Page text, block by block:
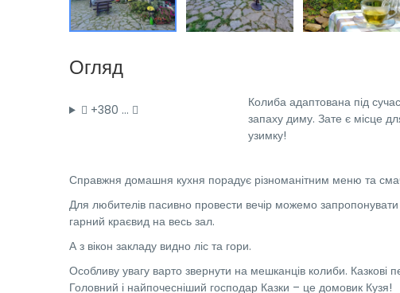
Огляд
+380 …
Колиба адаптована під
запаху диму. Зате є місце
узимку!
Справжня домашня кухня порадує різноманітним меню та
Для любителів пасивно провести вечір можемо
гарний краєвид на весь зал.
А з вікон закладу видно ліс та гори.
Особливу увагу варто звернути на мешканців колиби. Казкові
Головний і найпочесніший господар Казки – це домовик Кузя!